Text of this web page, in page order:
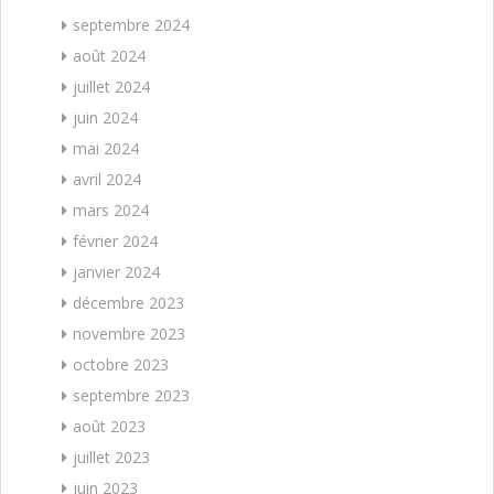
septembre 2024
août 2024
juillet 2024
juin 2024
mai 2024
avril 2024
mars 2024
février 2024
janvier 2024
décembre 2023
novembre 2023
octobre 2023
septembre 2023
août 2023
juillet 2023
juin 2023